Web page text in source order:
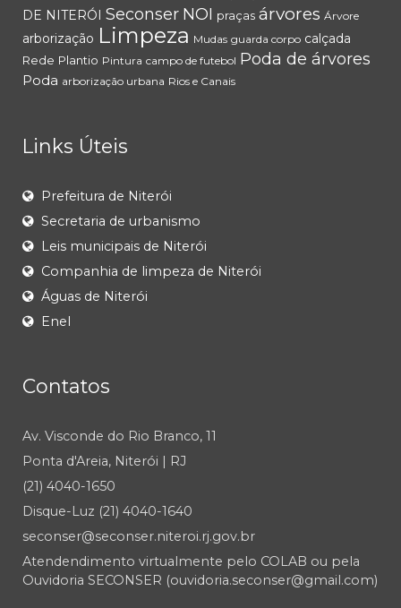
DE NITERÓI Seconser NOI praças árvores Árvore
arborização Limpeza Mudas guarda corpo calçada
Rede Plantio Pintura campo de futebol Poda de árvores
Poda arborização urbana Rios e Canais
Links Úteis
Prefeitura de Niterói
Secretaria de urbanismo
Leis municipais de Niterói
Companhia de limpeza de Niterói
Águas de Niterói
Enel
Contatos
Av. Visconde do Rio Branco, 11
Ponta d'Areia, Niterói | RJ
(21) 4040-1650
Disque-Luz (21) 4040-1640
seconser@seconser.niteroi.rj.gov.br
Atendendimento virtualmente pelo COLAB ou pela
Ouvidoria SECONSER (ouvidoria.seconser@gmail.com)